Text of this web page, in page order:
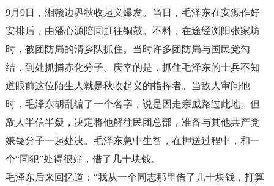
9月 9日，湘赣边界秋收起义爆发。当日，毛泽东在安源作好
安排后，由潘心源陪同赶往铜鼓。不料，在途经浏阳张家坊
时，被团防局的清乡队抓住。当时许多团防局与国民党勾
结，到处抓捕赤化分子。庆幸的是，抓住毛泽东的士兵不知
道眼前这位陌生人就是秋收起义的指挥者。当敌人审问他
时，毛泽东胡乱编了一个名字，说是因走亲戚路过此地。但
敌人半信半疑，决定将他解往民团总部，准备与其他共产党
嫌疑分子一起处决。毛泽东急中生智，在押送过程中，和一
个“同犯”处得很好，借了几十块钱。
毛泽东后来回忆道： “我从一个同志那里借了几十块钱，打算